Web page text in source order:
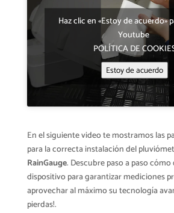
Haz clic en «Estoy de acuerdo»
Youtube
POLÍTICA DE
Estoy de acuerdo
En el siguiente video te mostramos las
para la correcta instalación del
RainGauge. Descubre paso a paso
dispositivo para garantizar mediciones
aprovechar al máximo su tecnología
pierdas!.